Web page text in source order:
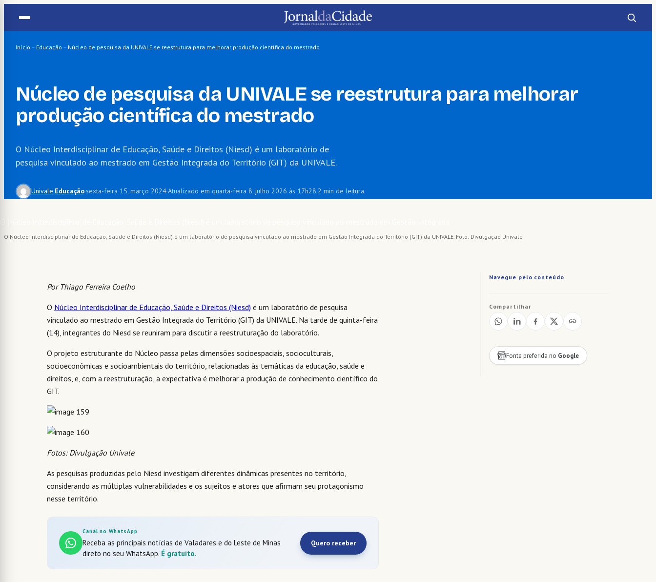
conteúdo
Início – Educação – Núcleo de pesquisa da UNIVALE se reestrutura para melhorar produção científica do mestrado
Núcleo de pesquisa da UNIVALE se reestrutura para melhorar
produção científica do mestrado
O Núcleo Interdisciplinar de Educação, Saúde e Direitos (Niesd) é um laboratório de
pesquisa vinculado ao mestrado em Gestão Integrada do Território (GIT) da UNIVALE.
Univale·Educação·sexta-feira 15, março 2024·Atualizado em quarta-feira 8, julho 2026 às 17h28·2 min de leitura
O Núcleo Interdisciplinar de Educação, Saúde e Direitos (Niesd) é um laboratório de pesquisa vinculado ao mestrado em Gestão Integrada do Território (GIT) da UNIVALE. Foto: Divulgação Univale
Navegue pelo conteúdo
Compartilhar
Fonte preferida no Google
Por Thiago Ferreira Coelho
O Núcleo Interdisciplinar de Educação, Saúde e Direitos (Niesd) é um laboratório de pesquisa
vinculado ao mestrado em Gestão Integrada do Território (GIT) da UNIVALE. Na tarde de quinta-feira
(14), integrantes do Niesd se reuniram para discutir a reestruturação do laboratório.
O projeto estruturante do Núcleo passa pelas dimensões socioespaciais, socioculturais,
socioeconômicas e socioambientais do território, relacionadas às temáticas da educação, saúde e
direitos, e, com a reestruturação, a expectativa é melhorar a produção de conhecimento científico do
GIT.
Fotos: Divulgação Univale
As pesquisas produzidas pelo Niesd investigam diferentes dinâmicas presentes no território,
considerando as múltiplas vulnerabilidades e os sujeitos e atores que afirmam seu protagonismo
nesse território.
Canal no WhatsApp
Receba as principais notícias de Valadares e do Leste de Minas
direto no seu WhatsApp. É gratuito.
Quero receber